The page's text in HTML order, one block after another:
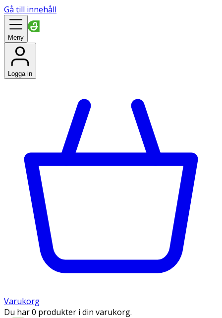
Gå till innehåll
Meny
Logga in
Varukorg
Du har 0 produkter i din varukorg.